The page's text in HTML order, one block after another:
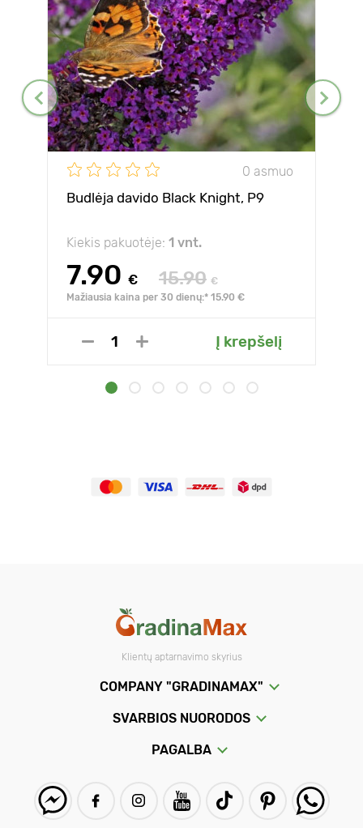
0 asmuo
Budlėja davido Black Knight, P9
Kiekis pakuotėje: 1 vnt.
7.90 € 15.90 €
Mažiausia kaina per 30 dienų:* 15.90 €
Į krepšelį
Klientų aptarnavimo skyrius
COMPANY "GRADINAMAX"
SVARBIOS NUORODOS
PAGALBA